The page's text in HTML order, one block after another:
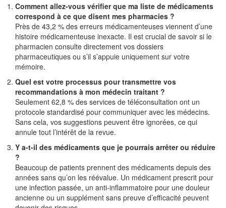
Comment allez-vous vérifier que ma liste de médicaments
correspond à ce que disent mes pharmacies ?
Près de 43,2 % des erreurs médicamenteuses viennent d’une
histoire médicamenteuse inexacte. Il est crucial de savoir si le
pharmacien consulte directement vos dossiers
pharmaceutiques ou s’il s’appuie uniquement sur votre
mémoire.
Quel est votre processus pour transmettre vos
recommandations à mon médecin traitant ?
Seulement 62,8 % des services de téléconsultation ont un
protocole standardisé pour communiquer avec les médecins.
Sans cela, vos suggestions peuvent être ignorées, ce qui
annule tout l’intérêt de la revue.
Y a-t-il des médicaments que je pourrais arrêter ou réduire
?
Beaucoup de patients prennent des médicaments depuis des
années sans qu’on les réévalue. Un médicament prescrit pour
une infection passée, un anti-inflammatoire pour une douleur
ancienne ou un supplément sans preuve d’efficacité peuvent